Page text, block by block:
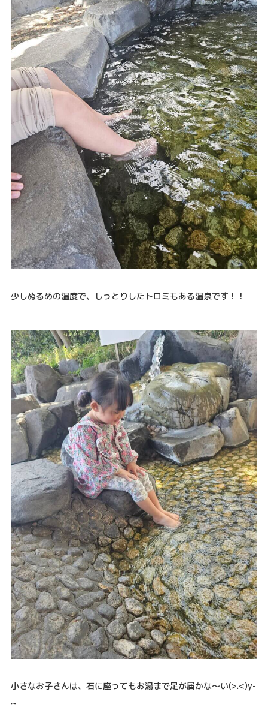
少しぬるめの温度で、しっとりしたトロミもある温泉です！！
小さなお子さんは、石に座ってもお湯まで足が届かな～い(>.<)y-
~